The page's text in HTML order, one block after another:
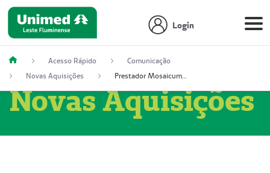
Login
Acesso Rápido
Comunicação
Novas Aquisições
Prestador Mosaicum Espaço Clínico Ltda (51004352-0)
Novas Aquisições